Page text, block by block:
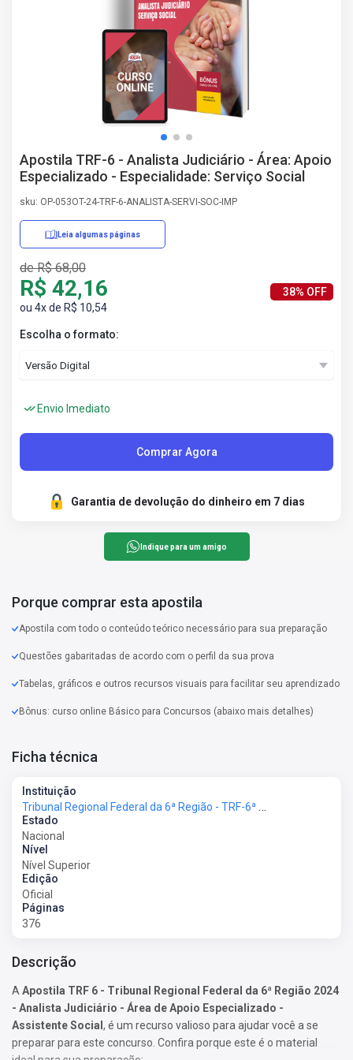
Apostila TRF-6 - Analista Judiciário - Área: Apoio
Especializado - Especialidade: Serviço Social
sku: OP-053OT-24-TRF-6-ANALISTA-SERVI-SOC-IMP
Leia algumas páginas
de R$ 68,00
R$ 42,16
ou 4x de R$ 10,54
38% OFF
Escolha o formato:
Envio Imediato
Comprar Agora
Garantia de devolução do dinheiro em 7 dias
Indique para um amigo
Porque comprar esta apostila
Apostila com todo o conteúdo teórico necessário para sua preparação
Questões gabaritadas de acordo com o perfil da sua prova
Tabelas, gráficos e outros recursos visuais para facilitar seu aprendizado
Bônus: curso online Básico para Concursos (abaixo mais detalhes)
Ficha técnica
Instituição
Tribunal Regional Federal da 6ª Região - TRF-6ª Região
Estado
Nacional
Nível
Nível Superior
Edição
Oficial
Páginas
376
Descrição
A Apostila TRF 6 - Tribunal Regional Federal da 6ª Região 2024
- Analista Judiciário - Área de Apoio Especializado -
Assistente Social , é um recurso valioso para ajudar você a se
preparar para este concurso. Confira porque este é o material